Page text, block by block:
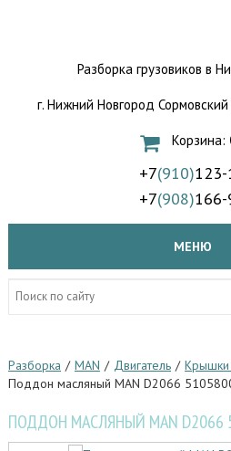
Разборка грузовиков в
г. Нижний Новгород
Корзина:
+7(910)
+7(908)
МЕНЮ
Разборка / MAN / Двигатель / Крышки
Поддон масляный MAN D2066
ПОДДОН МАСЛЯНЫЙ MAN D2066